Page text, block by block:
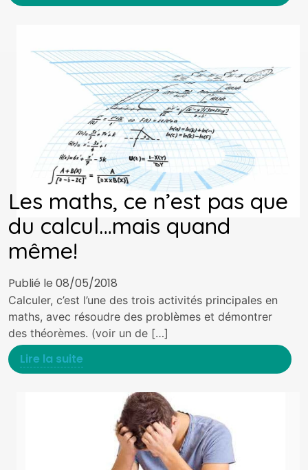
Les maths, ce n’est pas que
du calcul…mais quand
même!
Publié le 08/05/2018
Calculer, c’est l’une des trois activités principales en
maths, avec résoudre des problèmes et démontrer
des théorèmes. (voir un de […]
Lire la suite